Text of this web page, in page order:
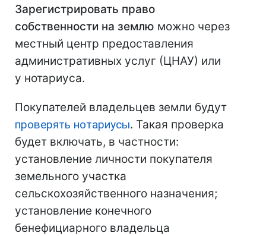
Зарегистрировать право
собственности на землю можно через
местный центр предоставления
административных услуг (ЦНАУ) или
у нотариуса.
Покупателей владельцев земли будут
проверять нотариусы. Такая проверка
будет включать, в частности:
установление личности покупателя
земельного участка
сельскохозяйственного назначения;
установление конечного
бенефициарного владельца